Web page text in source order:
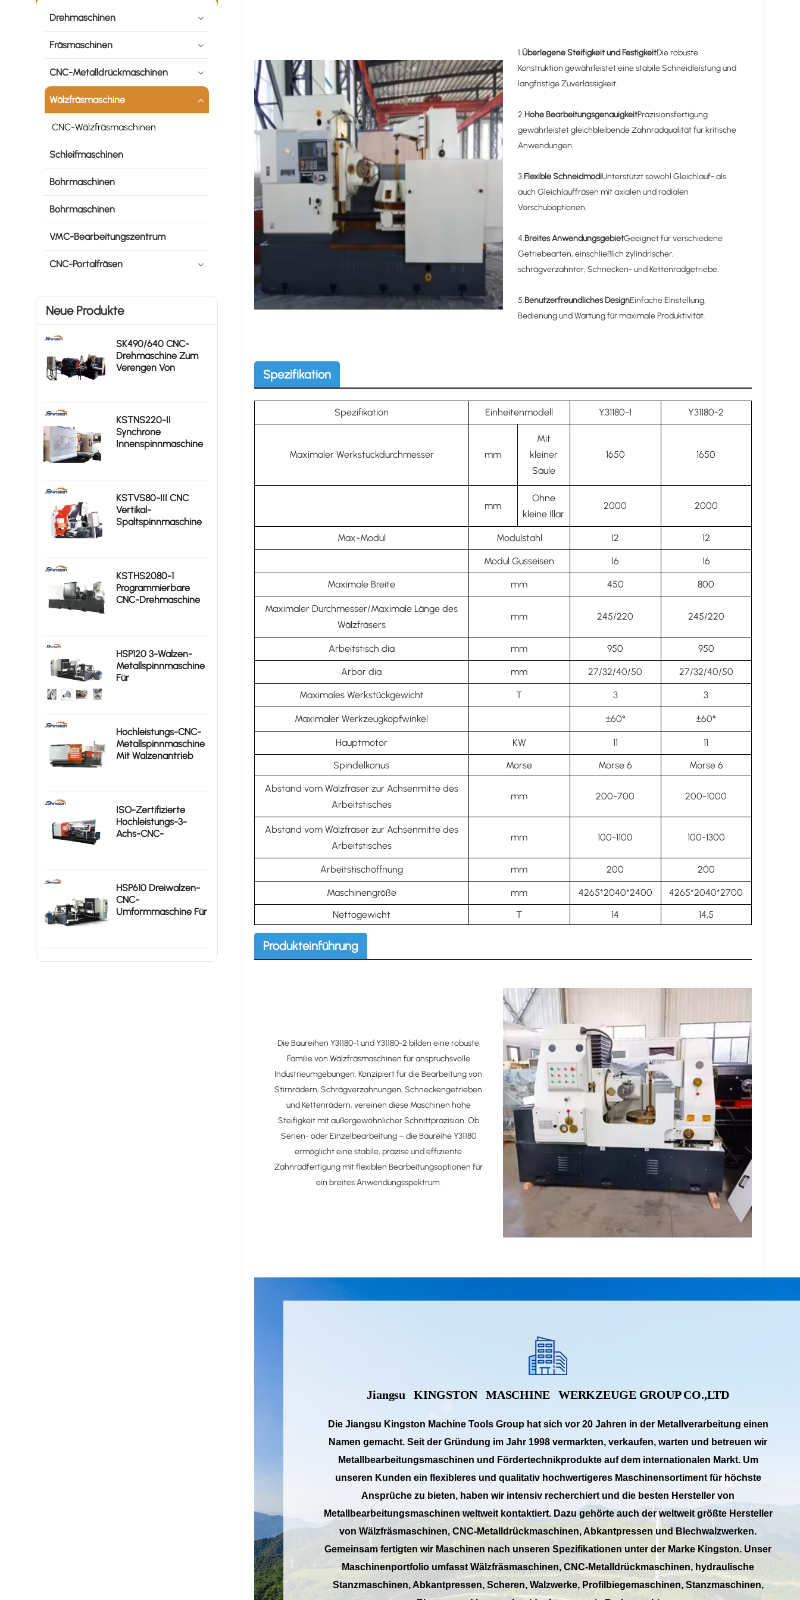
Drehmaschinen
Fräsmaschinen
CNC-Metalldrückmaschinen
Wälzfräsmaschine
CNC-Wälzfräsmaschinen
Schleifmaschinen
Bohrmaschinen
Bohrmaschinen
VMC-Bearbeitungszentrum
CNC-Portalfräsen
Neue Produkte
SK490/640 CNC-
Drehmaschine Zum
Verengen Von
KSTNS220-II
Synchrone
Innenspinnmaschine
KSTVS80-III CNC
Vertikal-
Spaltspinnmaschine
KSTHS2080-1
Programmierbare
CNC-Drehmaschine
HSP120 3-Walzen-
Metallspinnmaschine
Für
Werkstücke
Hochleistungs-CNC-
Metallspinnmaschine
Mit Walzenantrieb
ISO-Zertifizierte
Hochleistungs-3-
Achs-CNC-
HSP610 Dreiwalzen-
CNC-
Umformmaschine Für
1.Überlegene Steifigkeit und FestigkeitDie robuste
Konstruktion gewährleistet eine stabile Schneidleistung und
langfristige Zuverlässigkeit.
2.Hohe BearbeitungsgenauigkeitPräzisionsfertigung
gewährleistet gleichbleibende Zahnradqualität für kritische
Anwendungen.
3.Flexible SchneidmodiUnterstützt sowohl Gleichlauf- als
auch Gleichlauffräsen mit axialen und radialen
Vorschuboptionen.
4.Breites AnwendungsgebietGeeignet für verschiedene
Getriebearten, einschließlich zylindrischer,
schrägverzahnter, Schnecken- und Kettenradgetriebe.
5.Benutzerfreundliches DesignEinfache Einstellung,
Bedienung und Wartung für maximale Produktivität.
Spezifikation
Spezifikation Einheitenmodell Y31180-1 Y31180-2
Maximaler Werkstückdurchmesser mm
Mit
kleiner
Säule
1650 1650
mm
Ohne
kleine Illar
2000 2000
Max-Modul Modulstahl 12 12
Modul Gusseisen 16 16
Maximale Breite mm 450 800
Maximaler Durchmesser/Maximale Länge des
Wälzfräsers
mm 245/220 245/220
Arbeitstisch dia mm 950 950
Arbor dia mm 27/32/40/50 27/32/40/50
Maximales Werkstückgewicht T 3 3
Maximaler Werkzeugkopfwinkel ±60° ±60°
Hauptmotor KW 11
11
Spindelkonus
Morse Morse 6 Morse 6
Abstand vom Wälzfräser zur Achsenmitte des
Arbeitstisches
mm 200-700 200-1000
Abstand vom Wälzfräser zur Achsenmitte des
Arbeitstisches
mm 100-1100 100-1300
Arbeitstischöffnung mm 200 200
Maschinengröße mm 4265*2040*2400
4265*2040*2700
Nettogewicht
T 14 14,5
Produkteinführung
Die Baureihen Y31180-1 und Y31180-2 bilden eine robuste
Familie von Wälzfräsmaschinen für anspruchsvolle
Industrieumgebungen. Konzipiert für die Bearbeitung von
Stirnrädern, Schrägverzahnungen, Schneckengetrieben
und Kettenrädern, vereinen diese Maschinen hohe
Steifigkeit mit außergewöhnlicher Schnittpräzision. Ob
Serien- oder Einzelbearbeitung – die Baureihe Y31180
ermöglicht eine stabile, präzise und effiziente
Zahnradfertigung mit flexiblen Bearbeitungsoptionen für
ein breites Anwendungsspektrum.
Jiangsu KINGSTON MASCHINE WERKZEUGE GROUP CO.,LTD
Die Jiangsu Kingston Machine Tools Group hat sich vor 20 Jahren in der Metallverarbeitung einen
Namen gemacht. Seit der Gründung im Jahr 1998 vermarkten, verkaufen, warten und betreuen wir
Metallbearbeitungsmaschinen und Fördertechnikprodukte auf dem internationalen Markt. Um
unseren Kunden ein flexibleres und qualitativ hochwertigeres Maschinensortiment für höchste
Ansprüche zu bieten, haben wir intensiv recherchiert und die besten Hersteller von
Metallbearbeitungsmaschinen weltweit kontaktiert. Dazu gehörte auch der weltweit größte Hersteller
von Wälzfräsmaschinen, CNC-Metalldrückmaschinen, Abkantpressen und Blechwalzwerken.
Gemeinsam fertigten wir Maschinen nach unseren Spezifikationen unter der Marke Kingston. Unser
Maschinenportfolio umfasst Wälzfräsmaschinen, CNC-Metalldrückmaschinen, hydraulische
Stanzmaschinen, Abkantpressen, Scheren, Walzwerke, Profilbiegemaschinen, Stanzmaschinen,